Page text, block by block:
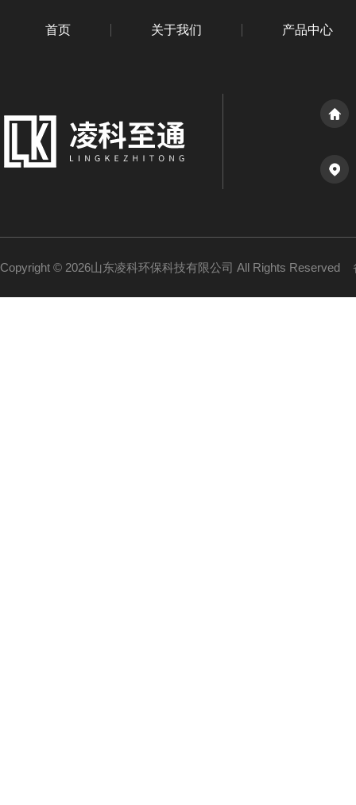
首页 关于我们 产品中心
Copyright © 2026山东凌科环保科技有限公司 All Rights Reserved